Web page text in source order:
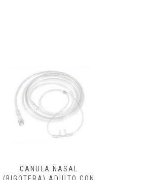
CANULA NASAL
(BIGOTERA) ADULTO CON